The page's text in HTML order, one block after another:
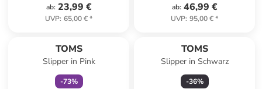
ab: 23,99 €
UVP: 65,00 €*
ab: 46,99 €
UVP: 95,00 €*
TOMS
Slipper in Pink
-73%
TOMS
Slipper in Schwarz
-36%